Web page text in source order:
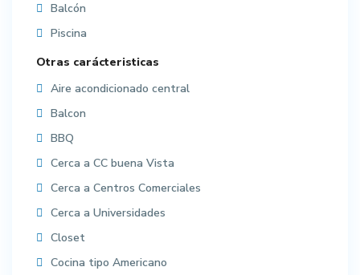
Balcón
Piscina
Otras carácteristicas
Aire acondicionado central
Balcon
BBQ
Cerca a CC buena Vista
Cerca a Centros Comerciales
Cerca a Universidades
Closet
Cocina tipo Americano